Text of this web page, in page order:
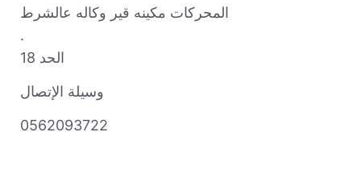
المحركات مكينه قير وكاله عالشرط
.
الحد 18
0562093722